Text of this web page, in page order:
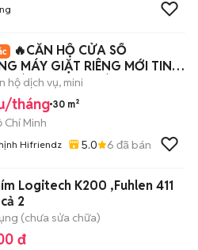
🔥CĂN HỘ CỬA SỔ
MÁY GIẶT RIÊNG MỚI TINH
HOA THÁM
hộ dịch vụ, mini
tháng 30 m²
Chí Minh
Hifriendz 5.0 6 đã bán
Logitech K200 ,Fuhlen 411
2
(chưa sửa chữa)
đ